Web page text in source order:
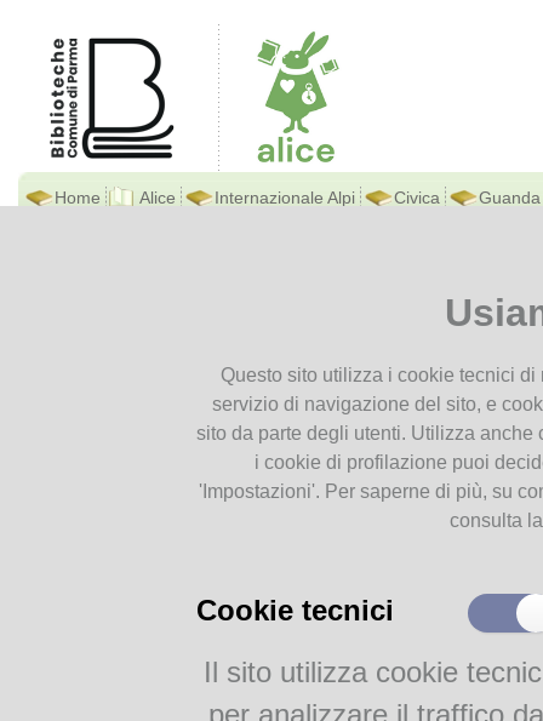
Home Alice Internazionale Alpi Civica Guanda
Dal 1° giugno
Chiusura della Biblioteca in
e conseguente sospensione
Durante il periodo estivo
bambini e ragazzi
Questo sito utilizza i cookie tecnici
servizio di navigazione del sito, e
sito da parte degli utenti. Utilizza
i cookie di profilazione puoi
'Impostazioni'. Per saperne di più, su
consulta
Cookie tecnici
Il sito utilizza cookie